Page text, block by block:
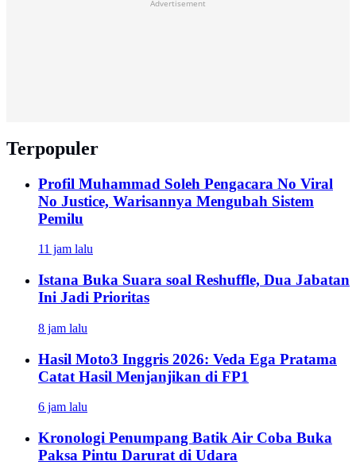
Advertisement
Terpopuler
Profil Muhammad Soleh Pengacara No Viral
No Justice, Warisannya Mengubah Sistem
Pemilu
11 jam lalu
Istana Buka Suara soal Reshuffle, Dua Jabatan
Ini Jadi Prioritas
8 jam lalu
Hasil Moto3 Inggris 2026: Veda Ega Pratama
Catat Hasil Menjanjikan di FP1
6 jam lalu
Kronologi Penumpang Batik Air Coba Buka
Paksa Pintu Darurat di Udara